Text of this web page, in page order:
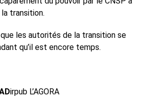
transition.
que les autorités de la transition se
qu’il est encore temps.
irpub L’AGORA